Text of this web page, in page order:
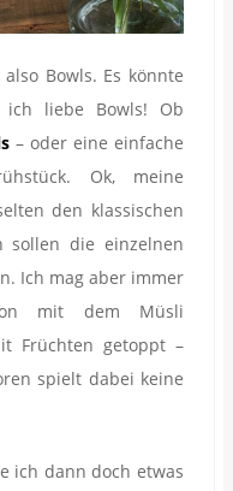
Bowls. Es könnte
liebe Bowls! Ob
– oder eine einfache
Ok, meine
den klassischen
sollen die einzelnen
Ich mag aber immer
mit dem Müsli
Früchten getoppt –
spielt dabei keine
ich dann doch etwas